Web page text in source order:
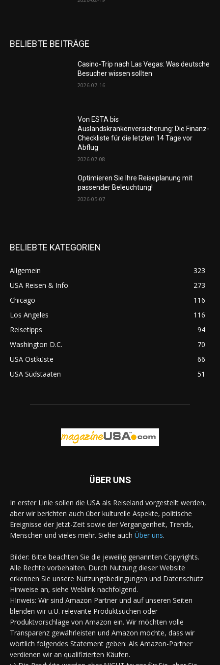
BELIEBTE BEITRÄGE
Casino-Trip nach Las Vegas: Was deutsche
Besucher wissen sollten
2026-07-16
Von ESTA bis
Auslandskrankenversicherung: Die Finanz-
Checkliste für die letzten 14 Tage vor
Abflug
2026-07-08
Optimieren Sie Ihre Reiseplanung mit
passender Beleuchtung!
2026-05-07
BELIEBTE KATEGORIEN
Allgemein
323
USA Reisen & Info
273
Chicago
116
Los Angeles
116
Reisetipps
94
Washington D.C.
70
USA Ostküste
66
USA Südstaaten
51
ÜBER UNS
In erster Linie sollen die USA als Reiseland vorgestellt werden,
aber wir berichten auch über kulturelle Aspekte, politische
Ereignisse der Jetzt-Zeit sowie der Vergangenheit, Trends,
Menschen und vieles mehr. Siehe auch Über uns.
Bilder: Bitte beachten Sie die jeweilig genannten Copyrights.
Alle Rechte vorbehalten. Durch Nutzung dieser Website
erkennen Sie unsere Nutzungsbedingungen und Datenschutz
Hinweise an, siehe Weblink nachfolgend.
HInweis: Wir sind Amazon Partner und auf unseren Seiten
blenden wir u.U. relevante Produktsuchen oder
Produktvorschläge von Amazon ein. Wir möchten volle
Transparenz gewährleisten und Amazon möchte, dass wir
wörtlich folgendes Statement geben: Als Amazon-Partner
verdienen wir an qualifizierten Käufen.